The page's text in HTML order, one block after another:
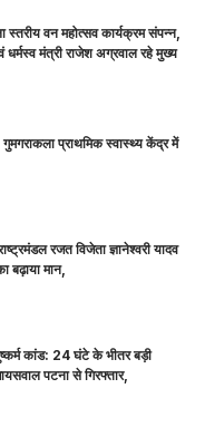
स्तरीय वन महोत्सव कार्यक्रम संपन्न,
धर्मस्व मंत्री राजेश अग्रवाल रहे मुख्य
प्राथमिक स्वास्थ्य केंद्र में
रजत विजेता ज्ञानेश्वरी यादव
बढ़ाया मान,
कांड: 24 घंटे के भीतर बड़ी
पटना से गिरफ्तार,